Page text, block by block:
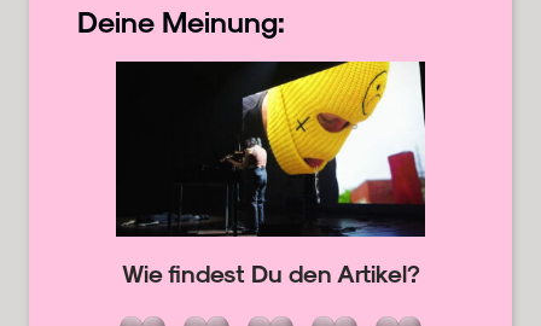
Deine Meinung:
Wie findest Du den Artikel?